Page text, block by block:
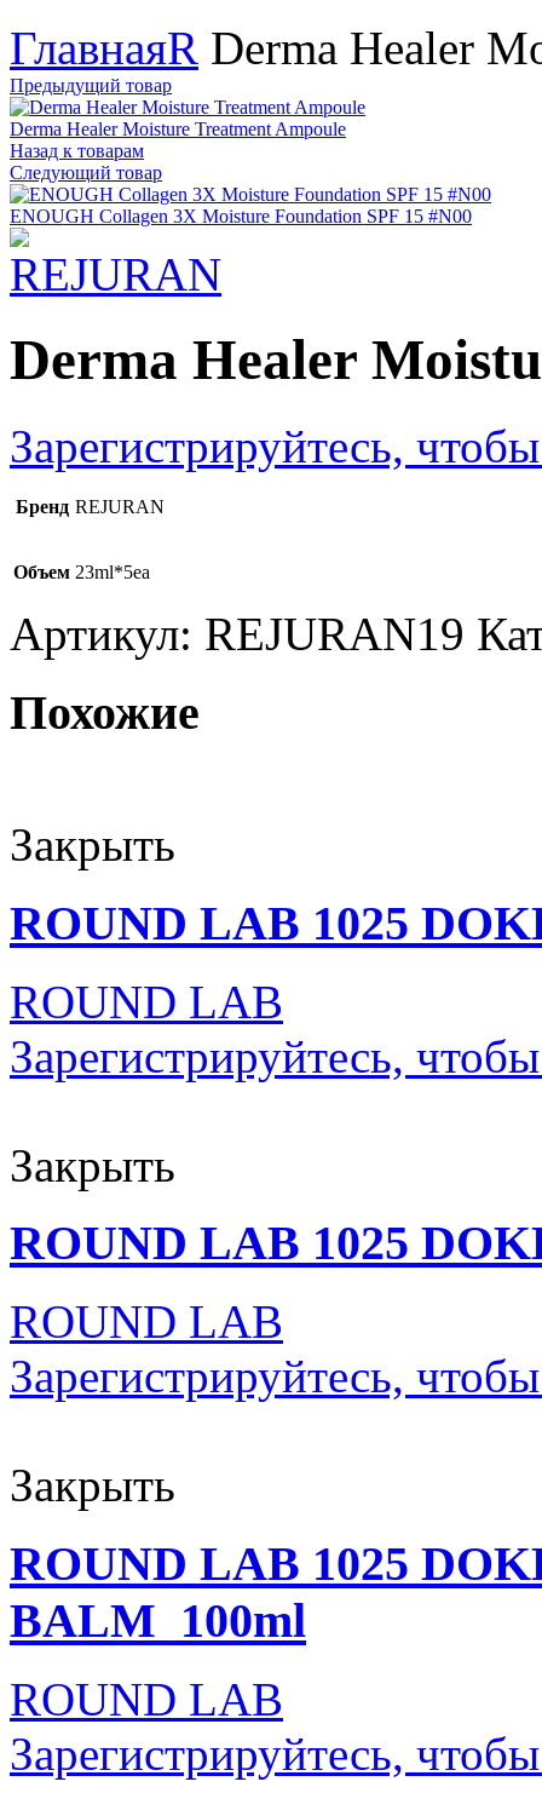
ГлавнаяR Derma Healer
Предыдущий товар
Derma Healer Moisture Treatment Ampoule
Назад к товарам
Следующий товар
ENOUGH Collagen 3X Moisture Foundation SPF 15 #N00
Derma Healer
Зарегистрируйтесь,
Бренд REJURAN
Объем 23ml*5ea
Артикул: REJURAN19
Похожие
Закрыть
ROUND LAB 1025
ROUND LAB
Зарегистрируйтесь,
Закрыть
ROUND LAB 1025
ROUND LAB
Зарегистрируйтесь,
Закрыть
ROUND LAB 1025
BALM_100ml
ROUND LAB
Зарегистрируйтесь,